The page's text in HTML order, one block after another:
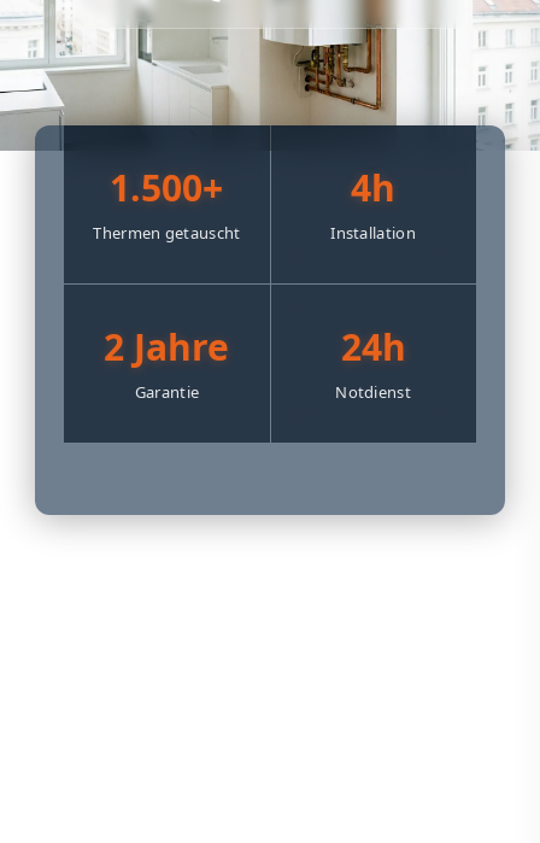
1.500+
Thermen getauscht
4h
Installation
2 Jahre
Garantie
24h
Notdienst